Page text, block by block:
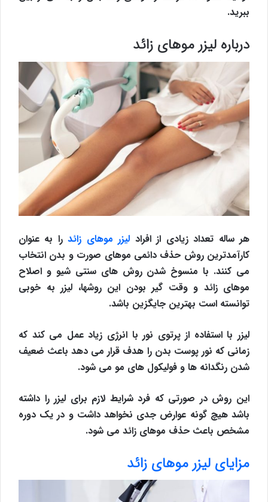
ببرید.
درباره لیزر موهای زائد
هر ساله تعداد زیادی از افراد لیزر موهای زائدرا به عنوان
کارآمدترین روش حذف دائمی موهای صورت و بدن انتخاب
می کنند. با منسوخ شدن روش های سنتی شیو و اصلاح
موهای زائد و وقت گیر بودن این روشها، لیزر به خوبی
توانسته است بهترین جایگزین باشد.
لیزر با استفاده از پرتوی نور با انرژی زیاد عمل می کند که
زمانی که نور پوست بدن را هدف قرار می دهد باعث ضعیف
شدن رنگدانه ها و فولیکول های مو می شود.
این روش در صورتی که فرد شرایط لازم برای لیزر را داشته
باشد هیچ گونه عوارض جدی نخواهد داشت و در یک دوره
مشخص باعث حذف موهای زائد می شود.
مزایای لیزر موهای زائد